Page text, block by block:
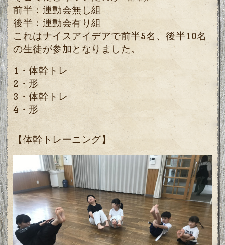
前半：運動会無し組
後半：運動会有り組
これはナイスアイデアで前半5名、後半10名
の生徒が参加となりました。
1・体幹トレ
2・形
3・体幹トレ
4・形
【体幹トレーニング】